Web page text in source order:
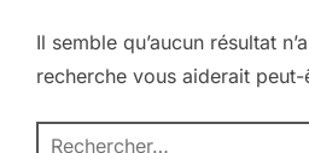
Il semble qu’aucun résultat
recherche vous aiderait peut-
Recherche